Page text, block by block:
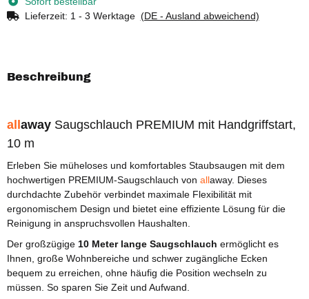
Lieferzeit: 1 - 3 Werktage (DE - Ausland abweichend)
Beschreibung
allaway Saugschlauch PREMIUM mit Handgriffstart,
10 m
Erleben Sie müheloses und komfortables Staubsaugen mit dem
hochwertigen PREMIUM-Saugschlauch von allaway. Dieses
durchdachte Zubehör verbindet maximale Flexibilität mit
ergonomischem Design und bietet eine effiziente Lösung für die
Reinigung in anspruchsvollen Haushalten.
Der großzügige 10 Meter lange Saugschlauch ermöglicht es
Ihnen, große Wohnbereiche und schwer zugängliche Ecken
bequem zu erreichen, ohne häufig die Position wechseln zu
müssen. So sparen Sie Zeit und Aufwand.